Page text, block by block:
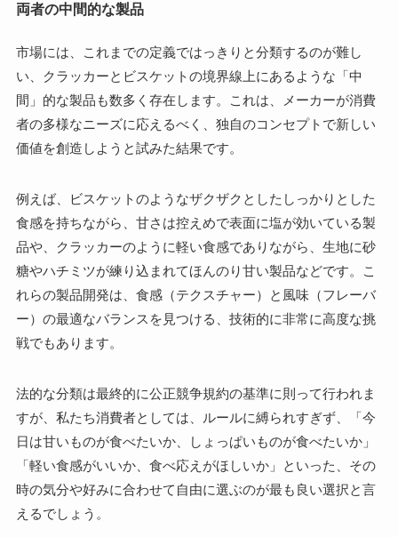
両者の中間的な製品
市場には、これまでの定義ではっきりと分類するのが難し
い、クラッカーとビスケットの境界線上にあるような「中
間」的な製品も数多く存在します。これは、メーカーが消費
者の多様なニーズに応えるべく、独自のコンセプトで新しい
価値を創造しようと試みた結果です。
例えば、ビスケットのようなザクザクとしたしっかりとした
食感を持ちながら、甘さは控えめで表面に塩が効いている製
品や、クラッカーのように軽い食感でありながら、生地に砂
糖やハチミツが練り込まれてほんのり甘い製品などです。こ
れらの製品開発は、食感（テクスチャー）と風味（フレーバ
ー）の最適なバランスを見つける、技術的に非常に高度な挑
戦でもあります。
法的な分類は最終的に公正競争規約の基準に則って行われま
すが、私たち消費者としては、ルールに縛られすぎず、「今
日は甘いものが食べたいか、しょっぱいものが食べたいか」
「軽い食感がいいか、食べ応えがほしいか」といった、その
時の気分や好みに合わせて自由に選ぶのが最も良い選択と言
えるでしょう。